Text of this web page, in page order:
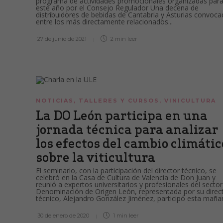
este año por el Consejo Regulador Una decena de
distribuidores de bebidas de Cantabria y Asturias
entre los más directamente relacionados...
27 de junio de 2021 2 min leer
NOTICIAS , TALLERES Y CURSOS , VINICULTURA
La DO León participa en una
jornada técnica para analizar
los efectos del cambio
sobre la viticultura
El seminario, con la participación del director técnico, se
celebró en la Casa de Cultura de Valencia de Don Juan y
reunió a expertos universitarios y profesionales del
Denominación de Origen León, representada por su
técnico, Alejandro González Jiménez, participó esta
30 de enero de 2020 1 min leer